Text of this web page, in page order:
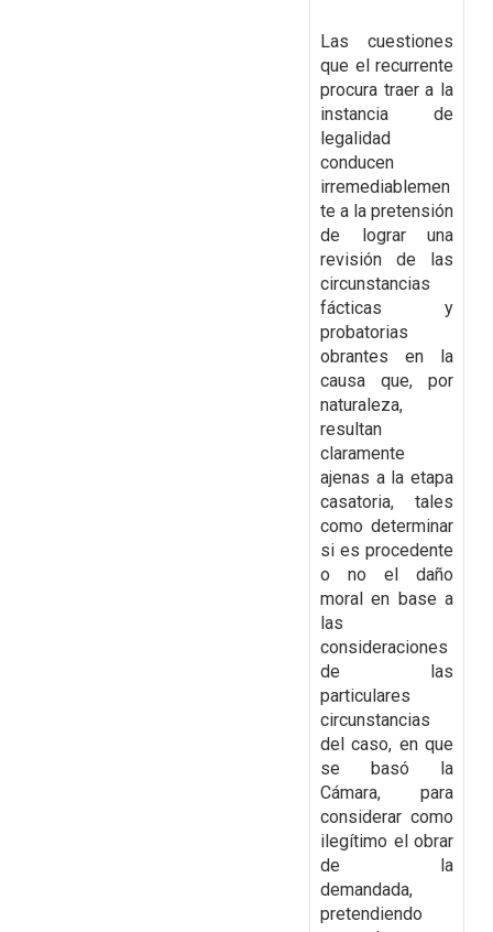
Las cuestiones
que el recurrente
procura traer a la
instancia de
legalidad
conducen
irremediablemen
te a la pretensión
de lograr una
revisión de las
circunstancias
fácticas y
probatorias
obrantes en la
causa que, por
naturaleza,
resultan
claramente
ajenas a la etapa
casatoria, tales
como determinar
si es procedente
o no el daño
moral en base a
las
consideraciones
de las
particulares
circunstancias
del caso, en que
se basó la
Cámara, para
considerar como
ilegítimo el obrar
de la
demandada,
pretendiendo